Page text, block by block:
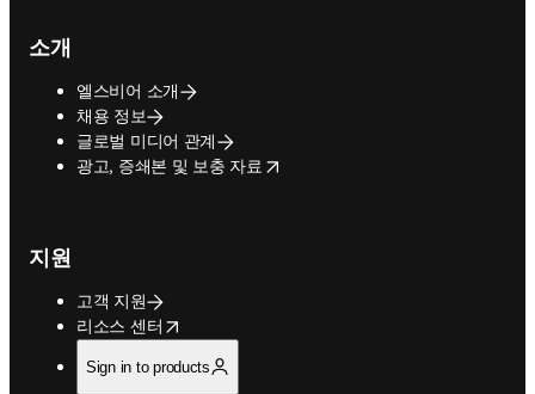
소개
엘스비어 소개
채용 정보
글로벌 미디어 관계
광고, 증쇄본 및 보충 자료
opens in new tab/window
지원
고객 지원
리소스 센터
opens in new tab/window
Sign in to products